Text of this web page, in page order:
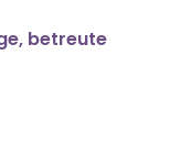
betreute